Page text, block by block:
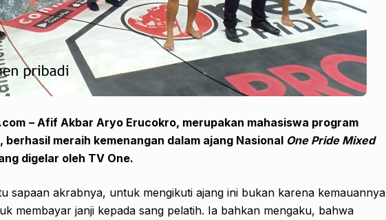
– Afif Akbar Aryo Erucokro, merupakan mahasiswa program
berhasil meraih kemenangan dalam ajang Nasional One Pride Mixed
digelar oleh TV One.
sapaan akrabnya, untuk mengikuti ajang ini bukan karena kemauannya
membayar janji kepada sang pelatih. Ia bahkan mengaku, bahwa